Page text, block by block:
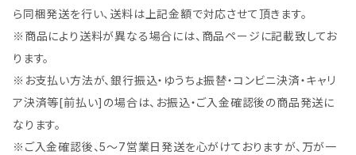
ら同梱発送を行い、送料は上記金額で対応させて頂きます。
※商品により送料が異なる場合には、商品ページに記載致してお
ります。
※お支払い方法が、銀行振込・ゆうちょ振替・コンビニ決済・キャリ
ア決済等[前払い]の場合は、お振込・ご入金確認後の商品発送に
なります。
※ご入金確認後、5～7営業日発送を心がけておりますが、万が一